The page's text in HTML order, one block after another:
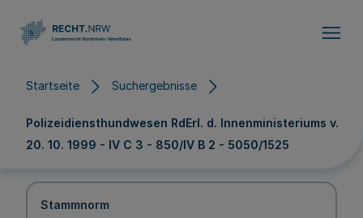
Startseite Suchergebnisse
Polizeidiensthundwesen RdErl. d. Innenministeriums v.
20. 10. 1999 - IV C 3 - 850/IV B 2 - 5050/1525
Stammnorm